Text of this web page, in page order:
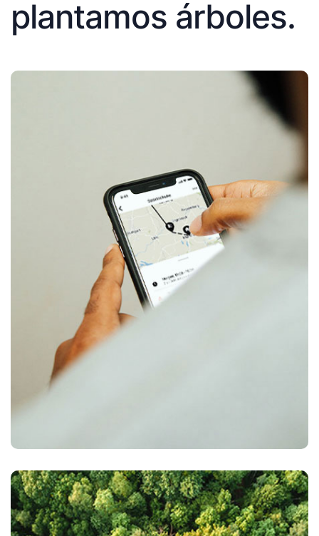
plantamos árboles.